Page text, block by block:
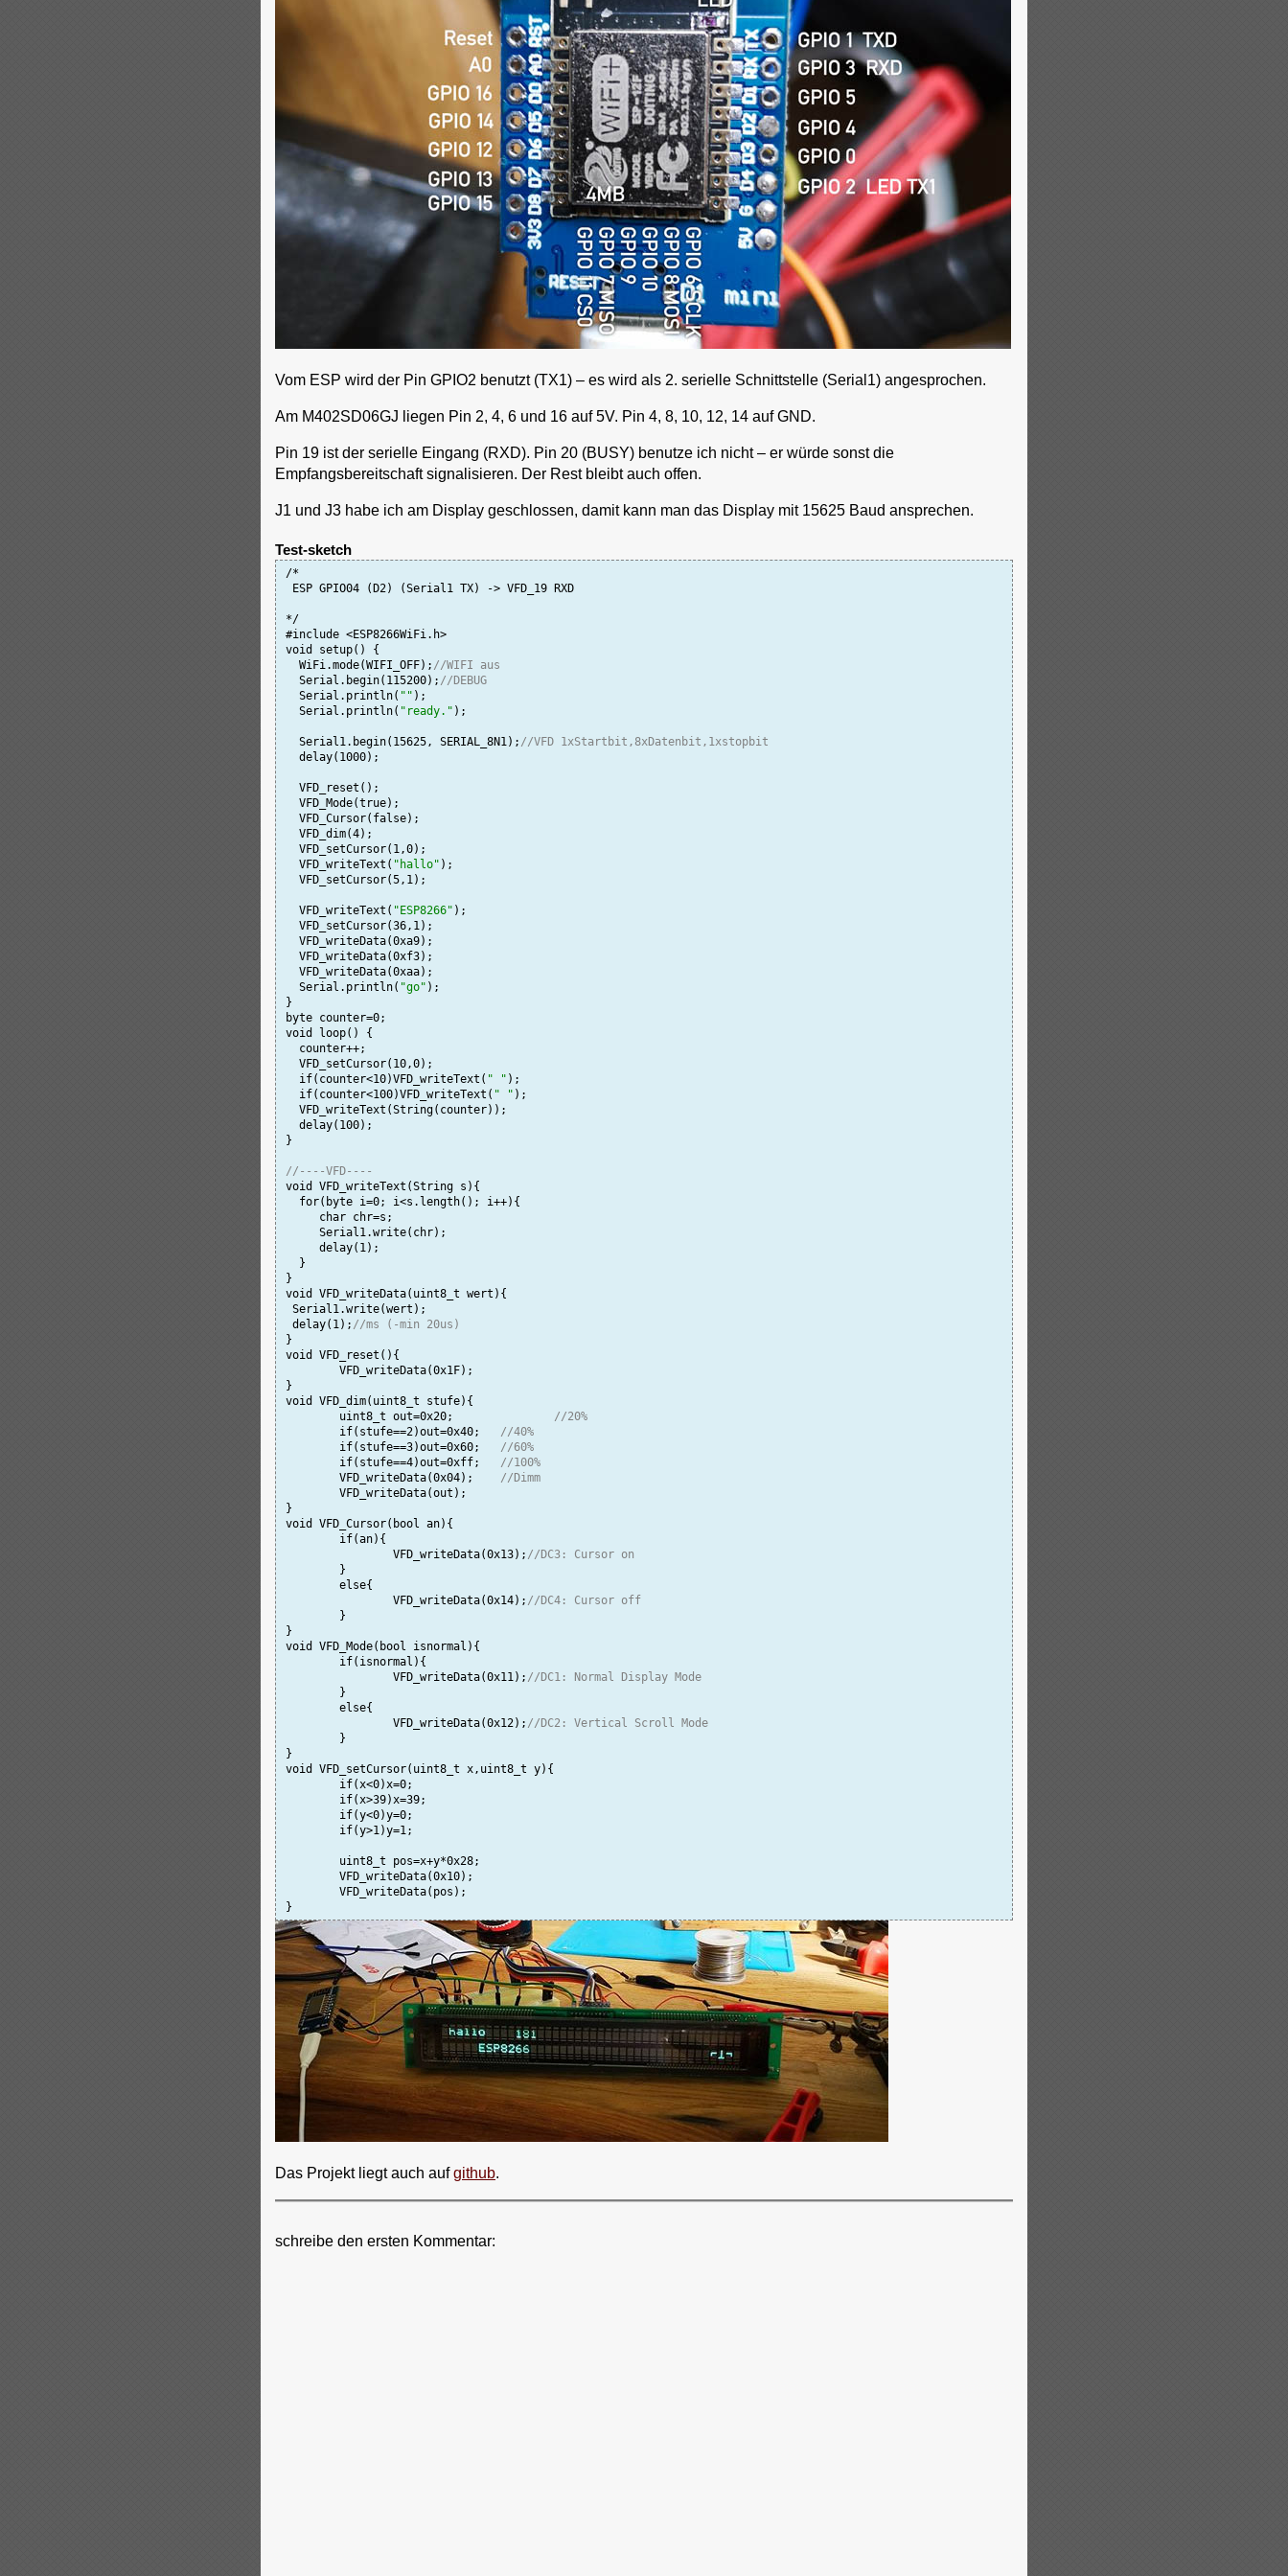
Vom ESP wird der Pin GPIO2 benutzt (TX1) – es wird als 2. serielle Schnittstelle (Serial1) angesprochen.
Am M402SD06GJ liegen Pin 2, 4, 6 und 16 auf 5V. Pin 4, 8, 10, 12, 14 auf GND.
Pin 19 ist der serielle Eingang (RXD). Pin 20 (BUSY) benutze ich nicht – er würde sonst die
Empfangsbereitschaft signalisieren. Der Rest bleibt auch offen.
J1 und J3 habe ich am Display geschlossen, damit kann man das Display mit 15625 Baud ansprechen.
Test-sketch
/*
ESP GPIO04 (D2) (Serial1 TX) -> VFD_19 RXD
*/
#include <ESP8266WiFi.h>
void setup() {
  WiFi.mode(WIFI_OFF);
//WIFI aus
  Serial.begin(115200);
//DEBUG
  Serial.println(
"" );
  Serial.println(
"ready." );
  Serial1.begin(15625, SERIAL_8N1);
//VFD 1xStartbit,8xDatenbit,1xstopbit
  delay(1000);
  VFD_reset();
  VFD_Mode(true);
  VFD_Cursor(false);
  VFD_dim(4);
  VFD_setCursor(1,0);
  VFD_writeText(
"hallo" );
  VFD_setCursor(5,1);
  VFD_writeText(
"ESP8266" );
  VFD_setCursor(36,1);
  VFD_writeData(0xa9);
  VFD_writeData(0xf3);
  VFD_writeData(0xaa);
  Serial.println(
"go" );
}
byte counter=0;
void loop() {
  counter++;
  VFD_setCursor(10,0);
  if(counter<10)VFD_writeText(
" " );
  if(counter<100)VFD_writeText(
" " );
  VFD_writeText(String(counter));
  delay(100);
}
//----VFD----
void VFD_writeText(String s){
  for(byte i=0; i<s.length(); i++){
     char chr=s
;
     Serial1.write(chr);
     delay(1);
  }
}
void VFD_writeData(uint8_t wert){
Serial1.write(wert);
delay(1); //ms (-min 20us)
}
void VFD_reset(){
}
void VFD_dim(uint8_t stufe){
//20%
//40%
//60%
//100%
//Dimm
}
void VFD_Cursor(bool an){
		VFD_writeData(0x13);
//DC3: Cursor on
		VFD_writeData(0x14);
//DC4: Cursor off
}
void VFD_Mode(bool isnormal){
		VFD_writeData(0x11);
//DC1: Normal Display Mode
		VFD_writeData(0x12);
//DC2: Vertical Scroll Mode
}
void VFD_setCursor(uint8_t x,uint8_t y){
Das Projekt liegt auch aufgithub.
schreibe den ersten Kommentar: